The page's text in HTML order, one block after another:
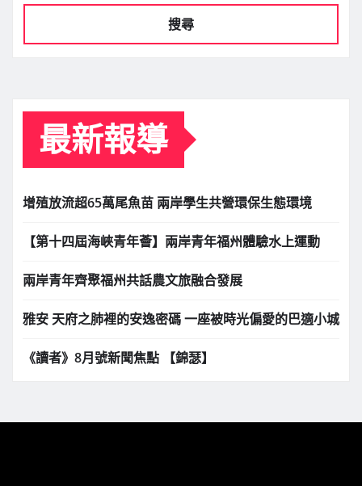
搜尋
最新報導
增殖放流超65萬尾魚苗 兩岸學生共營環保生態環境
【第十四屆海峽青年薈】兩岸青年福州體驗水上運動
兩岸青年齊聚福州共話農文旅融合發展
雅安 天府之肺裡的安逸密碼 一座被時光偏愛的巴適小城
《讀者》8月號新聞焦點 【錦瑟】